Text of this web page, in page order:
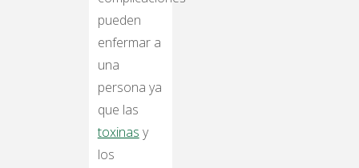
pueden
enfermar a
una
persona ya
que las
toxinas y
los